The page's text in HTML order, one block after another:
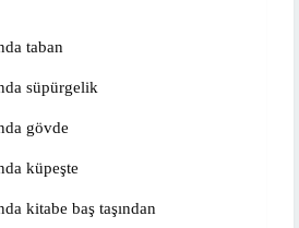
taban
süpürgelik
gövde
küpeşte
kitabe baş taşından